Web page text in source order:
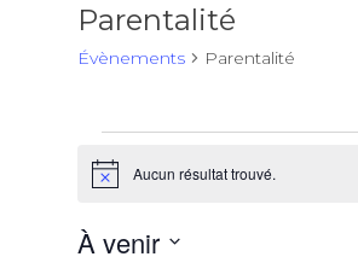
Parentalité
Évènements Parentalité
NoticeAucun résultat trouvé.
À venir